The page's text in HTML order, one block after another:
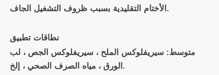
الأختام التقليدية بسبب ظروف التشغيل الجاف.
نطاقات تطبيق
متوسط: سيريفلوكس الملح ، سيريفلوكس الجص ، لب
الورق ، مياه الصرف الصحي ، إلخ.